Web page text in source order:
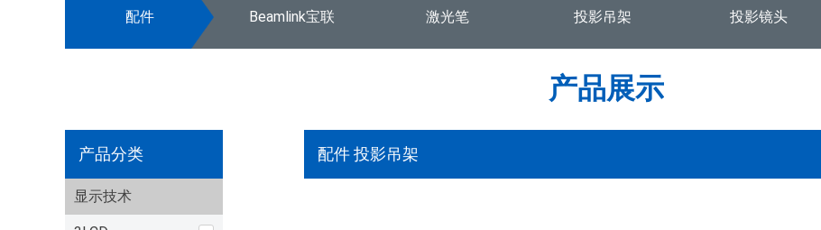
配件 Beamlink宝联 激光笔 投影吊架 投影镜头
产品展示
产品分类
显示技术
配件 投影吊架